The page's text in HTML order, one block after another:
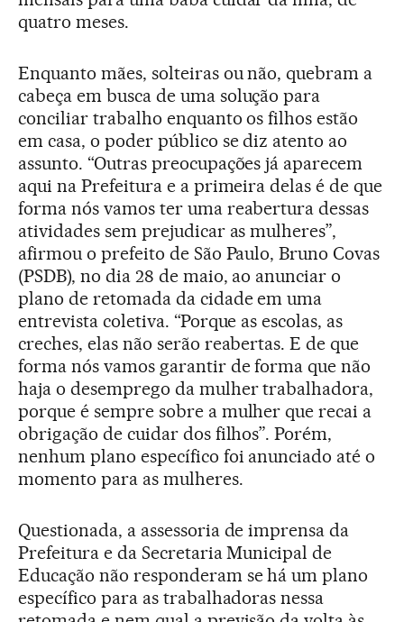
quatro meses.
Enquanto mães, solteiras ou não, quebram a
cabeça em busca de uma solução para
conciliar trabalho enquanto os filhos estão
em casa, o poder público se diz atento ao
assunto. “Outras preocupações já aparecem
aqui na Prefeitura e a primeira delas é de que
forma nós vamos ter uma reabertura dessas
atividades sem prejudicar as mulheres”,
afirmou o prefeito de São Paulo, Bruno Covas
(PSDB), no dia 28 de maio, ao anunciar o
plano de retomada da cidade em uma
entrevista coletiva. “Porque as escolas, as
creches, elas não serão reabertas. E de que
forma nós vamos garantir de forma que não
haja o desemprego da mulher trabalhadora,
porque é sempre sobre a mulher que recai a
obrigação de cuidar dos filhos”. Porém,
nenhum plano específico foi anunciado até o
momento para as mulheres.
Questionada, a assessoria de imprensa da
Prefeitura e da Secretaria Municipal de
Educação não responderam se há um plano
específico para as trabalhadoras nessa